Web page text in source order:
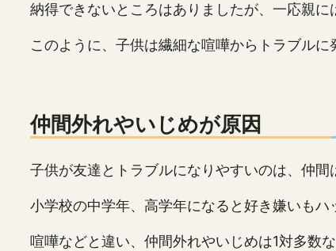
納得できないところはありましたが、一応親
このように、子供は繊細な喧嘩からトラブルに
仲間外れやいじめが原因
子供が友達とトラブルになりやすいのは、仲間
小学校の中学年、高学年になると好き嫌いも
喧嘩などと違い、仲間外れやいじめは1対多数